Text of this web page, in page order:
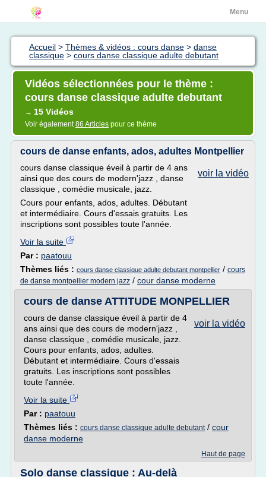
Menu
Accueil > Thèmes & vidéos : cours danse > danse
classique > cours danse classique adulte debutant
Vidéos sélectionnées pour le thème :
cours danse classique adulte debutant
→ 15 Vidéos
Voir également86 Articles pour ce thème
cours de danse enfants, ados, adultes Montpellier
voir la vidéo
cours danse classique éveil à partir de 4 ans
ainsi que des cours de modern'jazz , danse
classique , comédie musicale, jazz.
Cours pour enfants, ados, adultes. Débutant
et intermédiaire. Cours d'essais gratuits. Les
inscriptions sont possibles toute l'année.
Voir la suite
Par : paatouu
Thèmes liés : cours danse classique adulte debutant montpellier / cours
de danse montpellier modern jazz / cour danse moderne
cours de danse ATTITUDE MONPELLIER
voir la vidéo
cours de danse classique éveil à partir de 4
ans ainsi que des cours de modern'jazz ,
danse classique , comédie musicale, jazz.
Cours pour enfants, ados, adultes.
Débutant et intermédiaire. Cours d'essais
gratuits. Les inscriptions sont possibles
toute l'année.
Voir la suite
Par : paatouu
Thèmes liés : cours danse classique adulte debutant/ cour
danse moderne
Haut de page
Solo danse classique : Au-delà